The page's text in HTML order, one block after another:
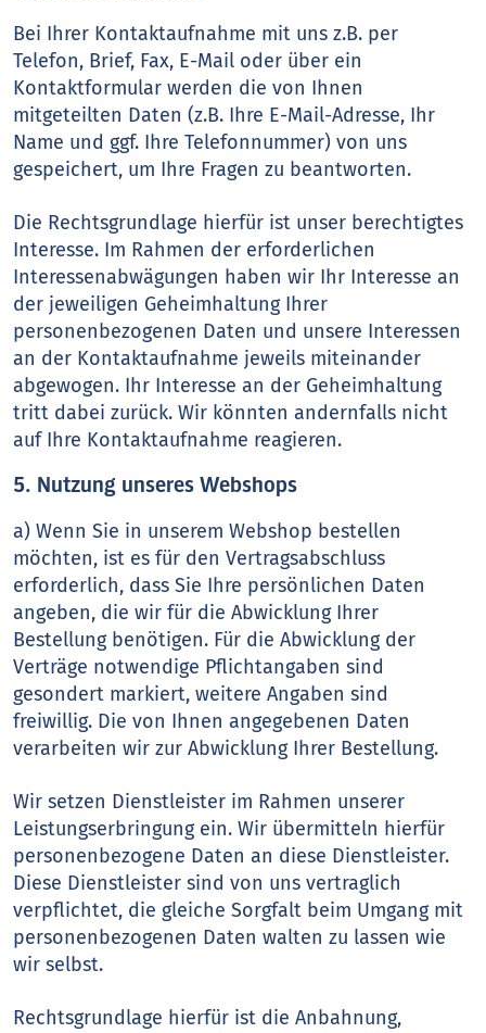
Bei Ihrer Kontaktaufnahme mit uns z.B. per
Telefon, Brief, Fax, E-Mail oder über ein
Kontaktformular werden die von Ihnen
mitgeteilten Daten (z.B. Ihre E-Mail-Adresse, Ihr
Name und ggf. Ihre Telefonnummer) von uns
gespeichert, um Ihre Fragen zu beantworten.
Die Rechtsgrundlage hierfür ist unser berechtigtes
Interesse. Im Rahmen der erforderlichen
Interessenabwägungen haben wir Ihr Interesse an
der jeweiligen Geheimhaltung Ihrer
personenbezogenen Daten und unsere Interessen
an der Kontaktaufnahme jeweils miteinander
abgewogen. Ihr Interesse an der Geheimhaltung
tritt dabei zurück. Wir könnten andernfalls nicht
auf Ihre Kontaktaufnahme reagieren.
5. Nutzung unseres Webshops
a) Wenn Sie in unserem Webshop bestellen
möchten, ist es für den Vertragsabschluss
erforderlich, dass Sie Ihre persönlichen Daten
angeben, die wir für die Abwicklung Ihrer
Bestellung benötigen. Für die Abwicklung der
Verträge notwendige Pflichtangaben sind
gesondert markiert, weitere Angaben sind
freiwillig. Die von Ihnen angegebenen Daten
verarbeiten wir zur Abwicklung Ihrer Bestellung.
Wir setzen Dienstleister im Rahmen unserer
Leistungserbringung ein. Wir übermitteln hierfür
personenbezogene Daten an diese Dienstleister.
Diese Dienstleister sind von uns vertraglich
verpflichtet, die gleiche Sorgfalt beim Umgang mit
personenbezogenen Daten walten zu lassen wie
wir selbst.
Rechtsgrundlage hierfür ist die Anbahnung,